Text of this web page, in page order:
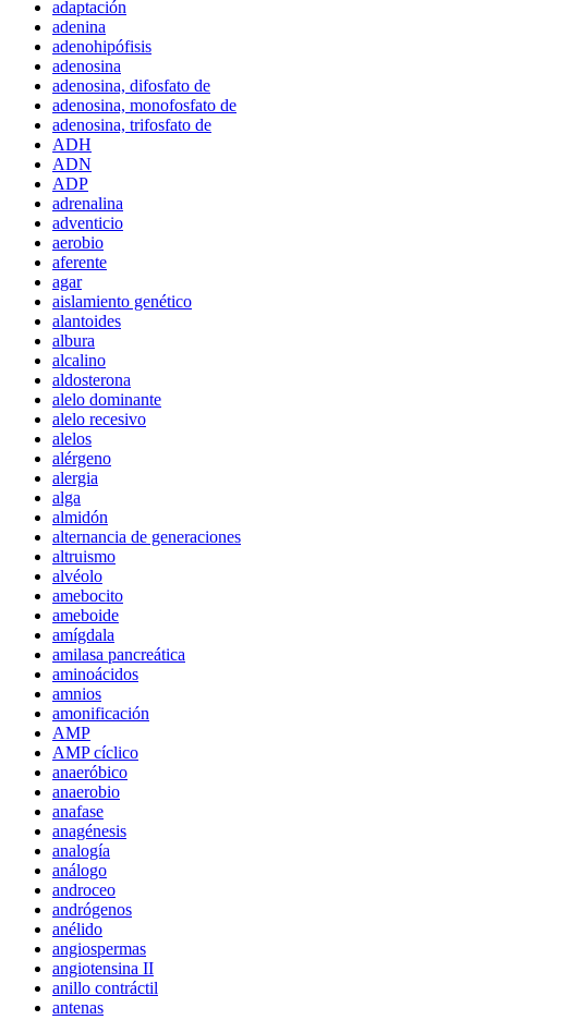
adaptación
adenina
adenohipófisis
adenosina
adenosina, difosfato de
adenosina, monofosfato de
adenosina, trifosfato de
ADH
ADN
ADP
adrenalina
adventicio
aerobio
aferente
agar
aislamiento genético
alantoides
albura
alcalino
aldosterona
alelo dominante
alelo recesivo
alelos
alérgeno
alergia
alga
almidón
alternancia de generaciones
altruismo
alvéolo
amebocito
ameboide
amígdala
amilasa pancreática
aminoácidos
amnios
amonificación
AMP
AMP cíclico
anaeróbico
anaerobio
anafase
anagénesis
analogía
análogo
androceo
andrógenos
anélido
angiospermas
angiotensina II
anillo contráctil
antenas